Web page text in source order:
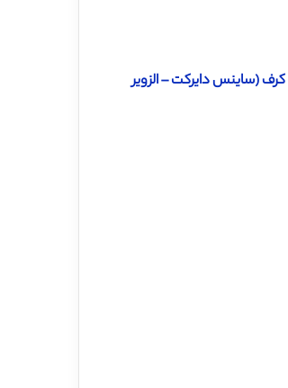
(ساینس دایرکت – الزویر